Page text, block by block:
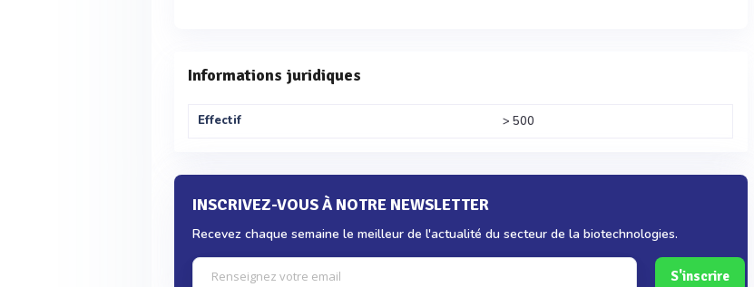
Informations juridiques
Effectif > 500
INSCRIVEZ-VOUS À NOTRE NEWSLETTER
Recevez chaque semaine le meilleur de l'actualité du secteur de la biotechnologies.
S'inscrire